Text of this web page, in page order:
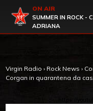
Virgin Radio
ON AIR
SUMMER IN ROCK -
ADRIANA
Virgin Radio › Rock News ›
Corgan in quarantena da